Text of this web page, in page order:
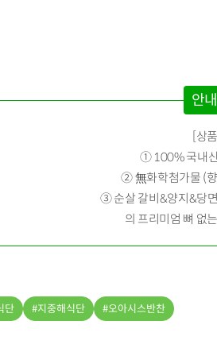
안
[상
① 100% 국내
② 無화학첨가물 (
③ 순살 갈비&양지&당
의 프리미엄 뼈 없
단 지중해식단 오아시스반찬